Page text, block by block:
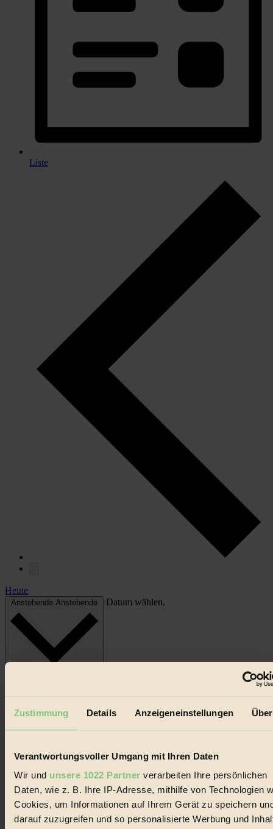
Zustimmung Details Anzeigeneinstellungen
Verantwortungsvoller Umgang mit Ihren Daten
Wir und unsere 1022 Partner verarbeiten Ihre persönlichen
Daten, wie z. B. Ihre IP-Adresse, mithilfe von Technologien
Cookies, um Informationen auf Ihrem Gerät zu speichern
darauf zuzugreifen und so personalisierte Werbung und
Liste
Heute
Anstehende Anstehende Datum wählen.